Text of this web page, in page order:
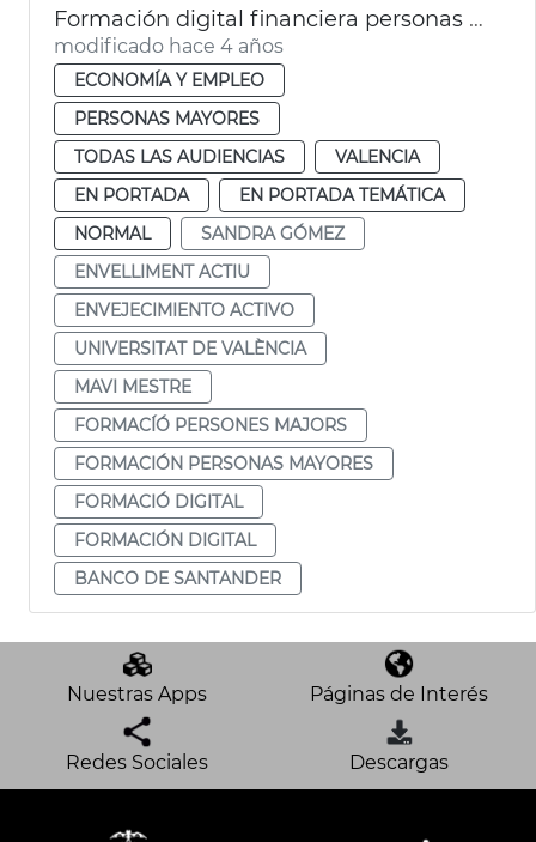
Formación digital financiera personas mayores
modificado hace 4 años
ECONOMÍA Y EMPLEO
PERSONAS MAYORES
TODAS LAS AUDIENCIAS
VALENCIA
EN PORTADA
EN PORTADA TEMÁTICA
NORMAL
SANDRA GÓMEZ
ENVELLIMENT ACTIU
ENVEJECIMIENTO ACTIVO
UNIVERSITAT DE VALÈNCIA
MAVI MESTRE
FORMACÍÓ PERSONES MAJORS
FORMACIÓN PERSONAS MAYORES
FORMACIÓ DIGITAL
FORMACIÓN DIGITAL
BANCO DE SANTANDER
Nuestras Apps Páginas de Interés
Redes Sociales Descargas